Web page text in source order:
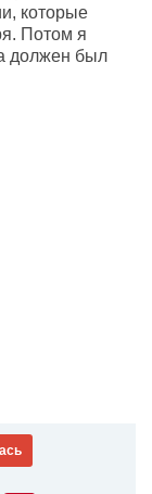
которые
Потом я
должен был